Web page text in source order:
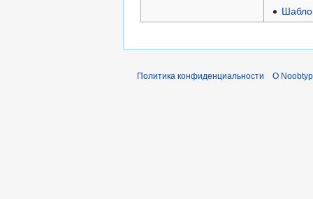
Политика конфиденциальности О